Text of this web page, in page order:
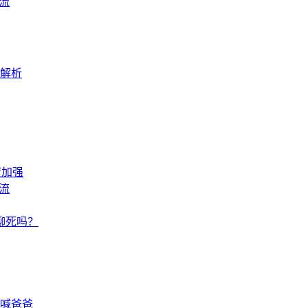
析
强
吗？
爸爸